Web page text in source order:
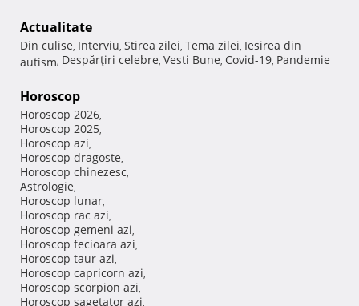
Actualitate
Din culise, Interviu, Stirea zilei, Tema zilei, Iesirea din
autism, Despărţiri celebre, Vesti Bune, Covid-19, Pandemie
Horoscop
Horoscop 2026,
Horoscop 2025,
Horoscop azi,
Horoscop dragoste,
Horoscop chinezesc,
Astrologie,
Horoscop lunar,
Horoscop rac azi,
Horoscop gemeni azi,
Horoscop fecioara azi,
Horoscop taur azi,
Horoscop capricorn azi,
Horoscop scorpion azi,
Horoscop sagetator azi,